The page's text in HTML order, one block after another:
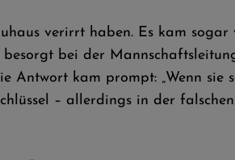
verirrt haben. Es kam sogar
bei der
Antwort kam prompt: „Wenn sie
– allerdings in der falschen